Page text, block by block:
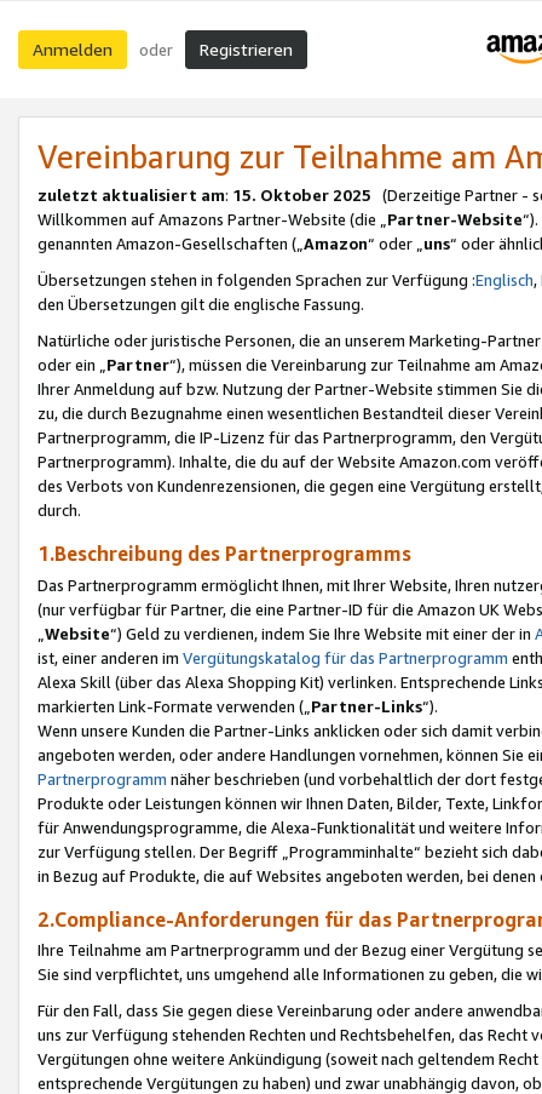
Anmelden oder Registrieren
Vereinbarung zur Teilnahme am
zuletzt aktualisiert am: 15. Oktober 2025 (Derzeitige Partner -
Willkommen auf Amazons Partner-Website (die „Partner-Website
genannten Amazon-Gesellschaften („Amazon“ oder „uns“ oder
Übersetzungen stehen in folgenden Sprachen zur Verfügung :Englisch,
den Übersetzungen gilt die englische Fassung.
Natürliche oder juristische Personen, die an unserem Marketing-
oder ein „Partner“), müssen die Vereinbarung zur Teilnahme am
Ihrer Anmeldung auf bzw. Nutzung der Partner-Website stimmen Sie
zu, die durch Bezugnahme einen wesentlichen Bestandteil dieser
Partnerprogramm, die IP-Lizenz für das Partnerprogramm, den
Partnerprogramm). Inhalte, die du auf der Website Amazon.com
des Verbots von Kundenrezensionen, die gegen eine Vergütung
durch.
1.Beschreibung des Partnerprogramms
Das Partnerprogramm ermöglicht Ihnen, mit Ihrer Website, Ihren
(nur verfügbar für Partner, die eine Partner-ID für die Amazon UK
Website“) Geld zu verdienen, indem Sie Ihre Website mit einer der in
ist, einer anderen im Vergütungskatalog für das Partnerprogramm
Alexa Skill (über das Alexa Shopping Kit) verlinken. Entsprechende
markierten Link-Formate verwenden („ Partner-Links“).
Wenn unsere Kunden die Partner-Links anklicken oder sich damit
angeboten werden, oder andere Handlungen vornehmen, können Sie
Partnerprogramm näher beschrieben (und vorbehaltlich der dort
Produkte oder Leistungen können wir Ihnen Daten, Bilder, Texte,
für Anwendungsprogramme, die Alexa-Funktionalität und weitere
zur Verfügung stellen. Der Begriff „Programminhalte“ bezieht sich
in Bezug auf Produkte, die auf Websites angeboten werden, bei
2.Compliance-Anforderungen für das
Ihre Teilnahme am Partnerprogramm und der Bezug einer Vergütung
Sie sind verpflichtet, uns umgehend alle Informationen zu geben, die
Für den Fall, dass Sie gegen diese Vereinbarung oder andere
uns zur Verfügung stehenden Rechten und Rechtsbehelfen, das
Vergütungen ohne weitere Ankündigung (soweit nach geltendem
entsprechende Vergütungen zu haben) und zwar unabhängig davon,